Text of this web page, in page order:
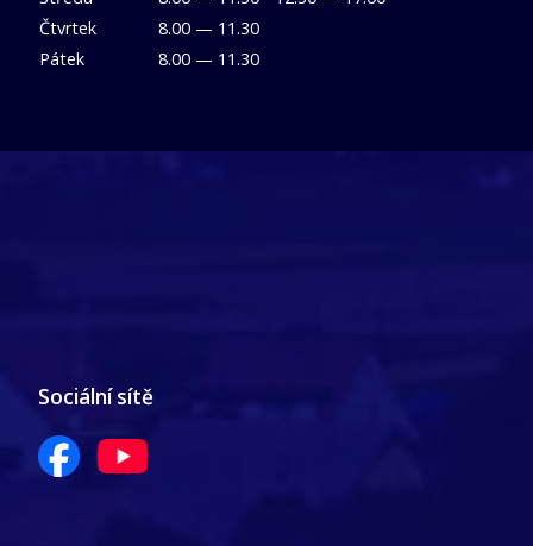
Čtvrtek
8.00 — 11.30
Pátek
8.00 — 11.30
Sociální sítě